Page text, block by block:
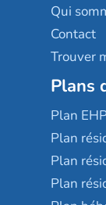
Qui
Contact
Trouver
Plans
Plan
Plan
Plan
Plan